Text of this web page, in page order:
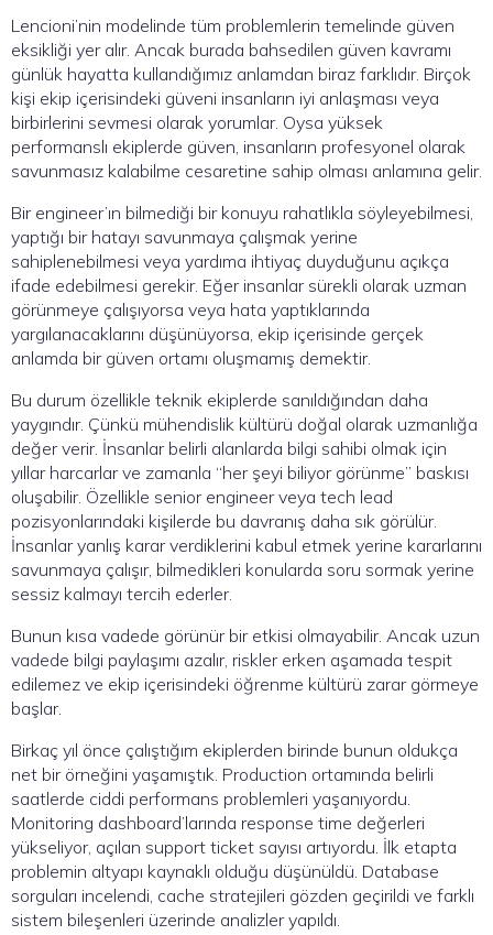
Lencioni’nin modelinde tüm problemlerin temelinde güven
eksikliği yer alır. Ancak burada bahsedilen güven kavramı
günlük hayatta kullandığımız anlamdan biraz farklıdır. Birçok
kişi ekip içerisindeki güveni insanların iyi anlaşması veya
birbirlerini sevmesi olarak yorumlar. Oysa yüksek
performanslı ekiplerde güven, insanların profesyonel olarak
savunmasız kalabilme cesaretine sahip olması anlamına gelir.
Bir engineer’ın bilmediği bir konuyu rahatlıkla söyleyebilmesi,
yaptığı bir hatayı savunmaya çalışmak yerine
sahiplenebilmesi veya yardıma ihtiyaç duyduğunu açıkça
ifade edebilmesi gerekir. Eğer insanlar sürekli olarak uzman
görünmeye çalışıyorsa veya hata yaptıklarında
yargılanacaklarını düşünüyorsa, ekip içerisinde gerçek
anlamda bir güven ortamı oluşmamış demektir.
Bu durum özellikle teknik ekiplerde sanıldığından daha
yaygındır. Çünkü mühendislik kültürü doğal olarak uzmanlığa
değer verir. İnsanlar belirli alanlarda bilgi sahibi olmak için
yıllar harcarlar ve zamanla “her şeyi biliyor görünme” baskısı
oluşabilir. Özellikle senior engineer veya tech lead
pozisyonlarındaki kişilerde bu davranış daha sık görülür.
İnsanlar yanlış karar verdiklerini kabul etmek yerine kararlarını
savunmaya çalışır, bilmedikleri konularda soru sormak yerine
sessiz kalmayı tercih ederler.
Bunun kısa vadede görünür bir etkisi olmayabilir. Ancak uzun
vadede bilgi paylaşımı azalır, riskler erken aşamada tespit
edilemez ve ekip içerisindeki öğrenme kültürü zarar görmeye
başlar.
Birkaç yıl önce çalıştığım ekiplerden birinde bunun oldukça
net bir örneğini yaşamıştık. Production ortamında belirli
saatlerde ciddi performans problemleri yaşanıyordu.
Monitoring dashboard’larında response time değerleri
yükseliyor, açılan support ticket sayısı artıyordu. İlk etapta
problemin altyapı kaynaklı olduğu düşünüldü. Database
sorguları incelendi, cache stratejileri gözden geçirildi ve farklı
sistem bileşenleri üzerinde analizler yapıldı.